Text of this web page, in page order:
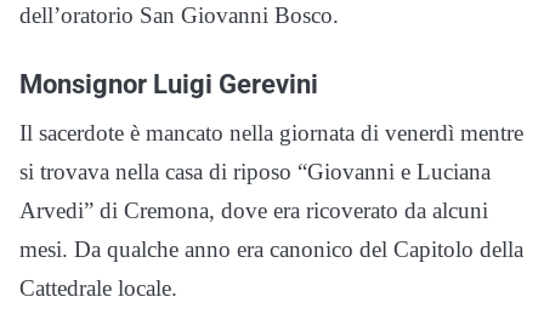
dell’oratorio San Giovanni Bosco.
Monsignor Luigi Gerevini
Il sacerdote è mancato nella giornata di venerdì mentre
si trovava nella casa di riposo “Giovanni e Luciana
Arvedi” di Cremona, dove era ricoverato da alcuni
mesi. Da qualche anno era canonico del Capitolo della
Cattedrale locale.